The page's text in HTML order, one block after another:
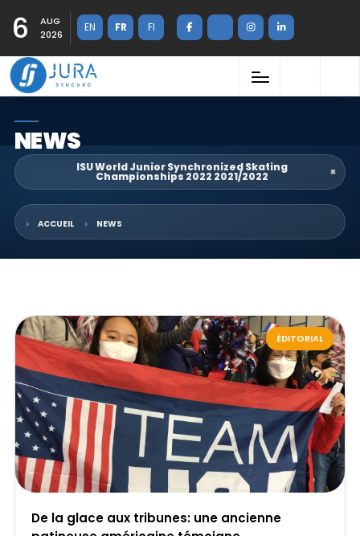
6
AUG
2026
EN FR FI
NEWS
ISU World Junior Synchronized Skating
Championships 2022 2021/2022 ×
ACCUEIL NEWS
ÉDITORIAL
De la glace aux tribunes: une ancienne